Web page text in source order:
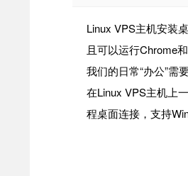
Linux VPS主机安装
且可以运行Chrome
我们的日常“办公”需
在Linux VPS主机上
程桌面连接，支持